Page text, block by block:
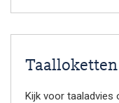
Taalloketten
Kijk voor taaladvies